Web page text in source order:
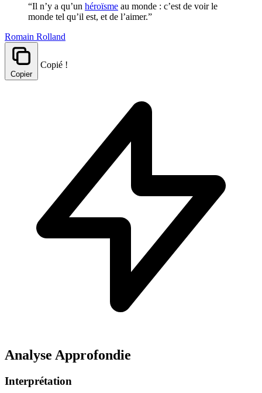
“Il n’y a qu’un héroïsme au monde : c’est de voir le
monde tel qu’il est, et de l’aimer.”
Romain Rolland
Copier
Copié !
Analyse Approfondie
Interprétation